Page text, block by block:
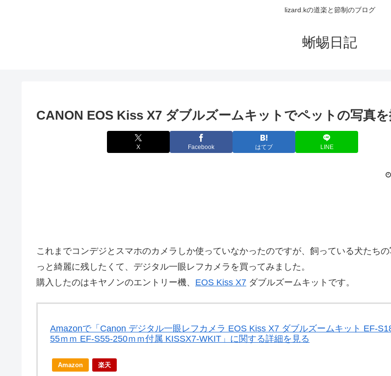
lizard.kの道楽と節制のブログ
蜥蜴日記
CANON EOS Kiss X7 ダブルズームキットでペットの写真を
X Facebook はてブ LINE
これまでコンデジとスマホのカメラしか使っていなかったのですが、飼っている犬たちの
っと綺麗に残したくて、デジタル一眼レフカメラを買ってみました。
購入したのはキヤノンのエントリー機、 EOS Kiss X7 ダブルズームキットです。
Amazonで「Canon デジタル一眼レフカメラ EOS Kiss X7 ダブルズームキット EF-
55ｍｍ EF-S55-250ｍｍ付属 KISSX7-WKIT」に関する詳細を見る
Amazon 楽天